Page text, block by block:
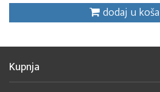
dodaj u
Kupnja